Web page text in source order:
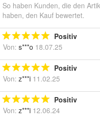
So haben Kunden, die den
haben, den Kauf bewertet.
Positiv
Von: s***o 18.07.25
Positiv
Von: z***i 11.02.25
Positiv
Von: z***i 12.06.24